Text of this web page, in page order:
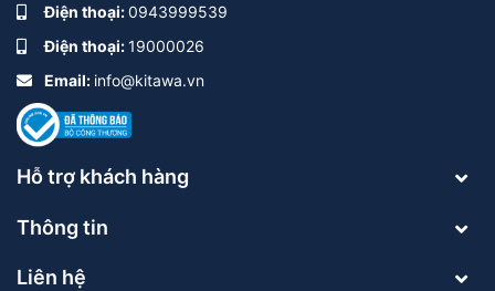
Điện thoại:0943999539
Điện thoại:19000026
Email: info@kitawa.vn
Hỗ trợ khách hàng
Thông tin
Liên hệ